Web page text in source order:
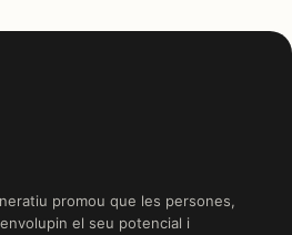
promou que les persones,
el seu potencial i